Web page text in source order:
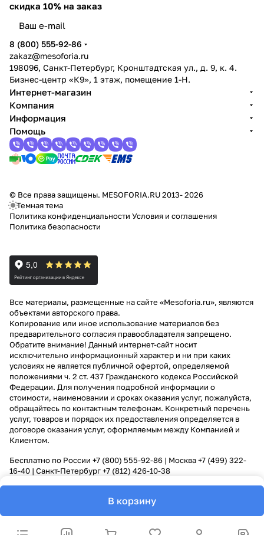
В корзину
скидка 10% на заказ
8 (800) 555-92-86
zakaz@mesoforia.ru
198096, Санкт-Петербург, Кронштадтская ул., д. 9, к. 4.
Бизнес-центр «К9», 1 этаж, помещение 1-Н.
Интернет-магазин
Компания
Информация
Помощь
© Все права защищены. MESOFORIA.RU 2013- 2026
Темная тема
Политика конфиденциальности Условия и соглашения
Политика безопасности
Все материалы, размещенные на сайте «Mesoforia.ru», являются
объектами авторского права.
Копирование или иное использование материалов без
предварительного согласия правообладателя запрещено.
Обратите внимание! Данный интернет-сайт носит
исключительно информационный характер и ни при каких
условиях не является публичной офертой, определяемой
положениями ч. 2 ст. 437 Гражданского кодекса Российской
Федерации. Для получения подробной информации о
стоимости, наименовании и сроках оказания услуг, пожалуйста,
обращайтесь по контактным телефонам. Конкретный перечень
услуг, товаров и порядок их предоставления определяется в
договоре оказания услуг, оформляемым между Компанией и
Клиентом.
Бесплатно по России +7 (800) 555-92-86 | Москва+7 (499) 322-
16-40 | Санкт-Петербург+7 (812) 426-10-38